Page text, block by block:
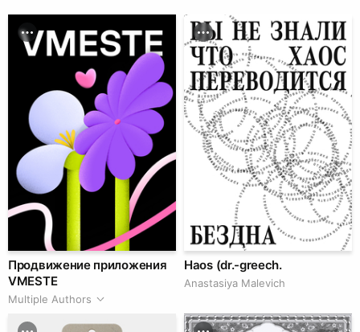
Продвижение приложения
VMESTE
Multiple Authors
Haos (dr.-greech.
Anastasiya Malevich